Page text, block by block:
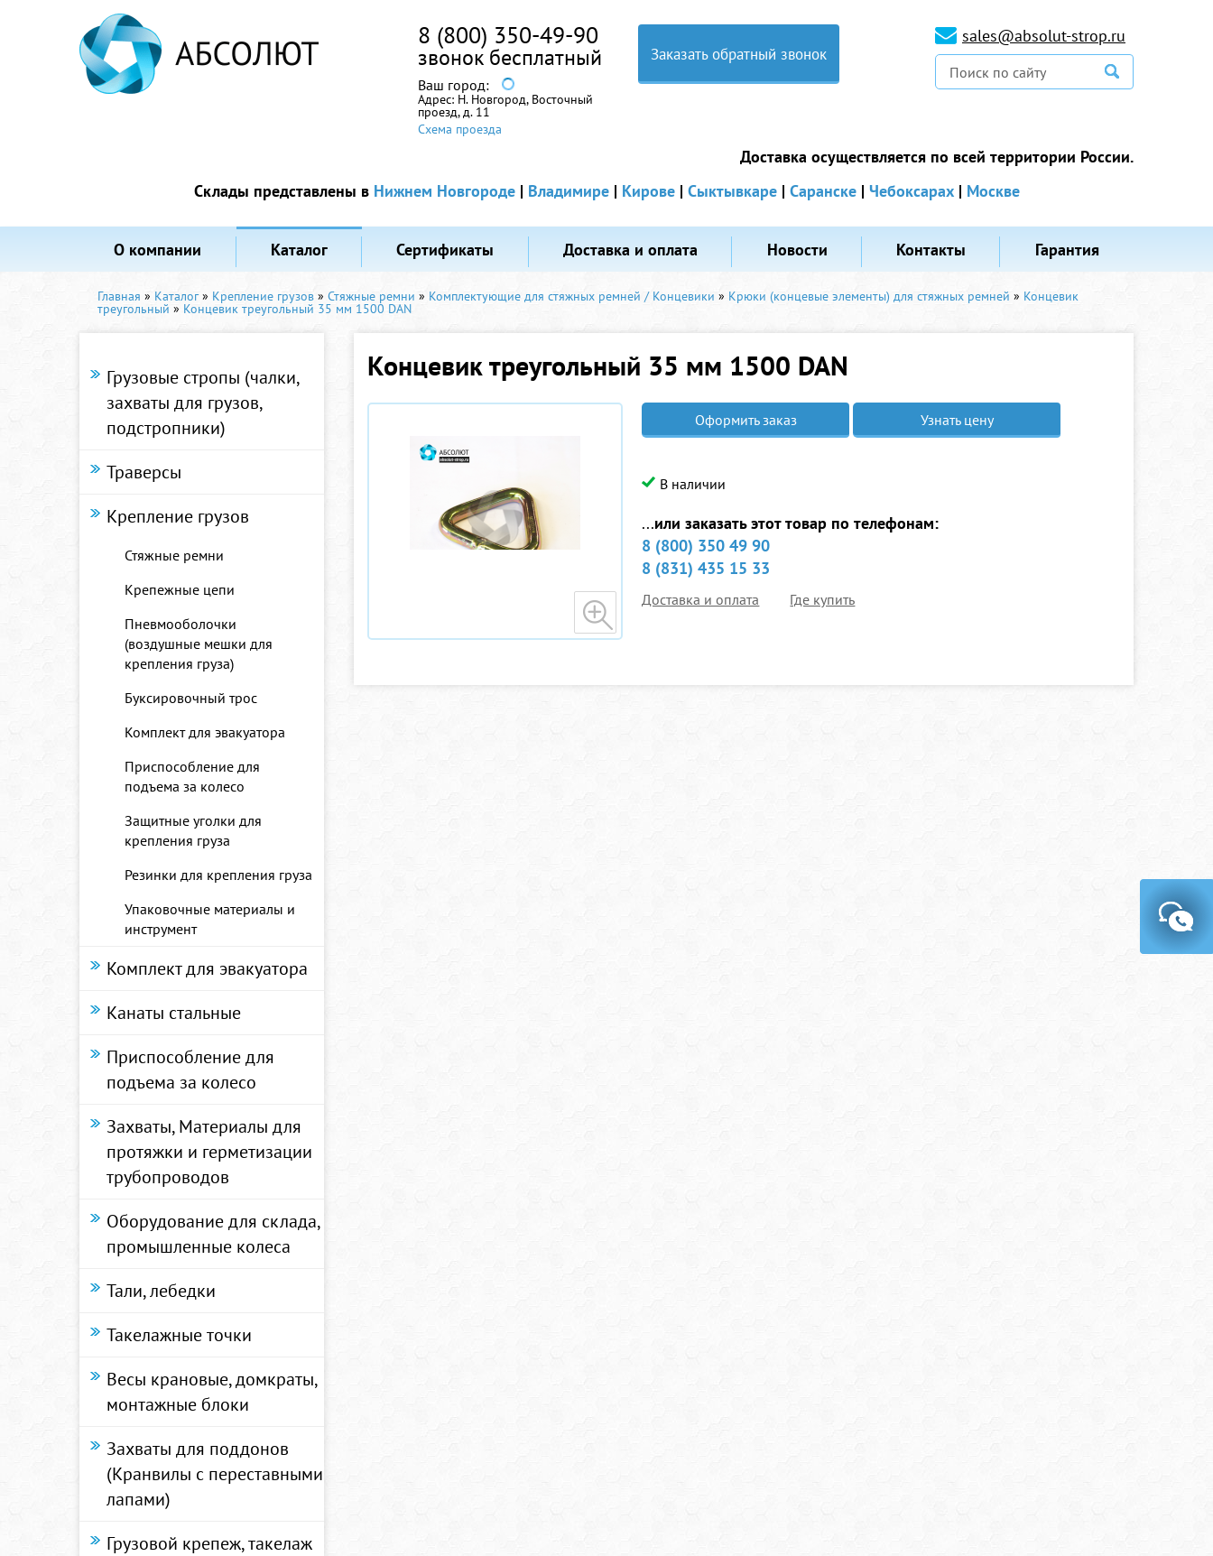
8 (800) 350-49-90
звонок бесплатный
Ваш город:
Адрес: Н. Новгород, Восточный
проезд, д. 11
Схема проезда
Заказать обратный звонок
sales@absolut-strop.ru
Доставка осуществляется по всей территории России.
Склады представлены в Нижнем Новгороде| Владимире| Кирове| Сыктывкаре| Саранске| Чебоксарах| Москве
О компании Каталог Сертификаты Доставка и оплата Новости Контакты Гарантия
Главная » Каталог» Крепление грузов » Стяжные ремни » Комплектующие для стяжных ремней / Концевики » Крюки (концевые элементы) для стяжных ремней » Концевик
треугольный » Концевик треугольный 35 мм 1500 DAN
Грузовые стропы (чалки,
захваты для грузов,
подстропники)
Траверсы
Крепление грузов
Стяжные ремни
Крепежные цепи
Пневмооболочки
(воздушные мешки для
крепления груза)
Буксировочный трос
Комплект для эвакуатора
Приспособление для
подъема за колесо
Защитные уголки для
крепления груза
Резинки для крепления груза
Упаковочные материалы и
инструмент
Комплект для эвакуатора
Канаты стальные
Приспособление для
подъема за колесо
Захваты, Материалы для
протяжки и герметизации
трубопроводов
Оборудование для склада,
промышленные колеса
Тали, лебедки
Такелажные точки
Весы крановые, домкраты,
монтажные блоки
Захваты для поддонов
(Кранвилы с переставными
лапами)
Грузовой крепеж, такелаж
Концевик треугольный 35 мм 1500 DAN
Оформить заказ Узнать цену
В наличии
...или заказать этот товар по телефонам:
8 (800) 350 49 90
8 (831) 435 15 33
Доставка и оплата Где купить